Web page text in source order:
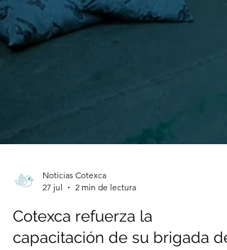
2 min de lectura
Cotexca refuerza la